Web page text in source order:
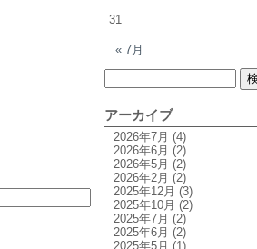
« 7月
31
アーカイブ
2026年7月 (4)
2026年6月 (2)
2026年5月 (2)
2026年2月 (2)
2025年12月 (3)
2025年10月 (2)
2025年7月 (2)
2025年6月 (2)
2025年5月 (1)